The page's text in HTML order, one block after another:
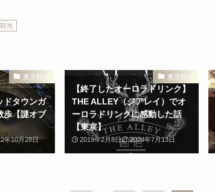
光
東京観光
ドタウンガ
歩【謎オブ
年10月28日
東京観光
【終了したオーロラドリンク】
THE ALLEY（ジアレイ）でオ
ーロラドリンクに感動した話
【東京】
2019年2月8日 2024年7月13日